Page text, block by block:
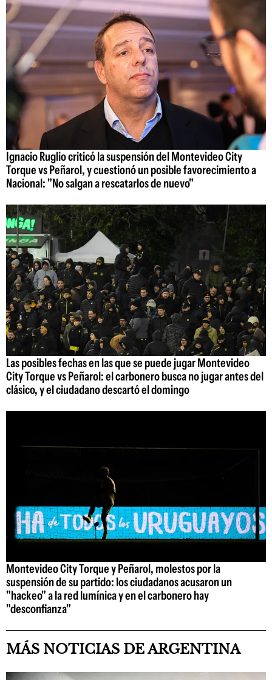
Ignacio Ruglio criticó la suspensión del Montevideo City
Torque vs Peñarol, y cuestionó un posible favorecimiento a
Nacional: "No salgan a rescatarlos de nuevo"
Las posibles fechas en las que se puede jugar Montevideo
City Torque vs Peñarol: el carbonero busca no jugar antes del
clásico, y el ciudadano descartó el domingo
Montevideo City Torque y Peñarol, molestos por la
suspensión de su partido: los ciudadanos acusaron un
"hackeo" a la red lumínica y en el carbonero hay
"desconfianza"
MÁS NOTICIAS DE ARGENTINA